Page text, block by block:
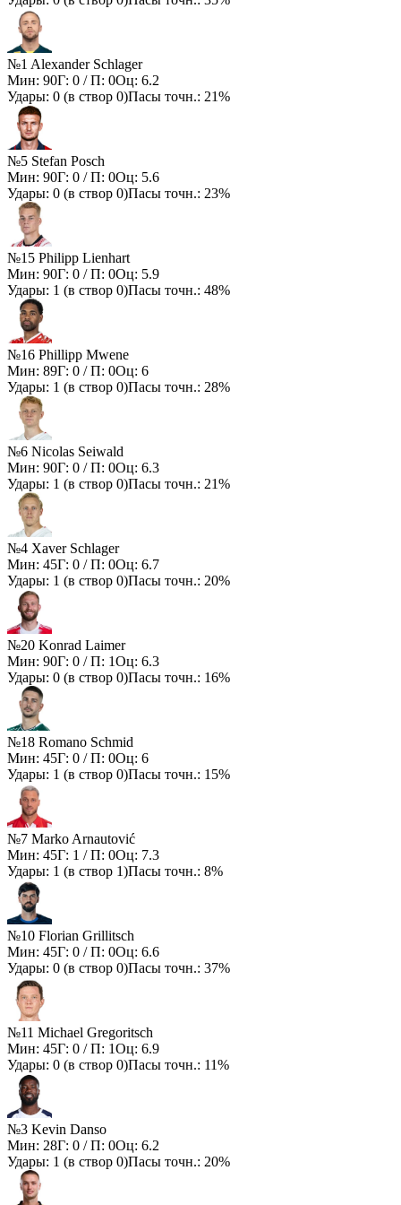
№1 Alexander Schlager
Мин: 90Г: 0 / П: 0Оц: 6.2
Удары: 0 (в створ 0)Пасы точн.: 21%
№5 Stefan Posch
Мин: 90Г: 0 / П: 0Оц: 5.6
Удары: 0 (в створ 0)Пасы точн.: 23%
№15 Philipp Lienhart
Мин: 90Г: 0 / П: 0Оц: 5.9
Удары: 1 (в створ 0)Пасы точн.: 48%
№16 Phillipp Mwene
Мин: 89Г: 0 / П: 0Оц: 6
Удары: 1 (в створ 0)Пасы точн.: 28%
№6 Nicolas Seiwald
Мин: 90Г: 0 / П: 0Оц: 6.3
Удары: 1 (в створ 0)Пасы точн.: 21%
№4 Xaver Schlager
Мин: 45Г: 0 / П: 0Оц: 6.7
Удары: 1 (в створ 0)Пасы точн.: 20%
№20 Konrad Laimer
Мин: 90Г: 0 / П: 1Оц: 6.3
Удары: 0 (в створ 0)Пасы точн.: 16%
№18 Romano Schmid
Мин: 45Г: 0 / П: 0Оц: 6
Удары: 1 (в створ 0)Пасы точн.: 15%
№7 Marko Arnautović
Мин: 45Г: 1 / П: 0Оц: 7.3
Удары: 1 (в створ 1)Пасы точн.: 8%
№10 Florian Grillitsch
Мин: 45Г: 0 / П: 0Оц: 6.6
Удары: 0 (в створ 0)Пасы точн.: 37%
№11 Michael Gregoritsch
Мин: 45Г: 0 / П: 1Оц: 6.9
Удары: 0 (в створ 0)Пасы точн.: 11%
№3 Kevin Danso
Мин: 28Г: 0 / П: 0Оц: 6.2
Удары: 1 (в створ 0)Пасы точн.: 20%